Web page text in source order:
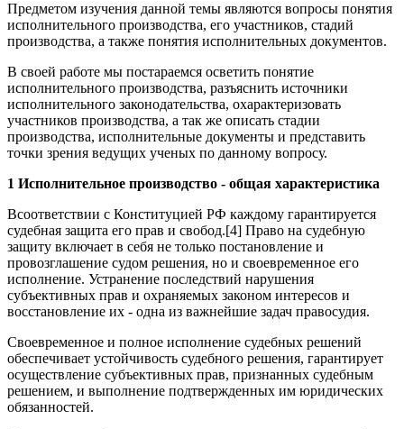
Предметом изучения данной темы являются вопросы понятия
исполнительного производства, его участников, стадий
производства, а также понятия исполнительных документов.
В своей работе мы постараемся осветить понятие
исполнительного производства, разъяснить источники
исполнительного законодательства, охарактеризовать
участников производства, а так же описать стадии
производства, исполнительные документы и представить
точки зрения ведущих ученых по данному вопросу.
1 Исполнительное производство - общая характеристика
Всоответствии с Конституцией РФ каждому гарантируется
судебная защита его прав и свобод.[4] Право на судебную
защиту включает в себя не только постановление и
провозглашение судом решения, но и своевременное его
исполнение. Устранение последствий нарушения
субъективных прав и охраняемых законом интересов и
восстановление их - одна из важнейшие задач правосудия.
Своевременное и полное исполнение судебных решений
обеспечивает устойчивость судебного решения, гарантирует
осуществление субъективных прав, признанных судебным
решением, и выполнение подтвержденных им юридических
обязанностей.